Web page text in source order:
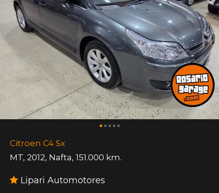
Citroen C4 Sx
MT, 2012, Nafta, 151.000 km.
Lipari Automotores